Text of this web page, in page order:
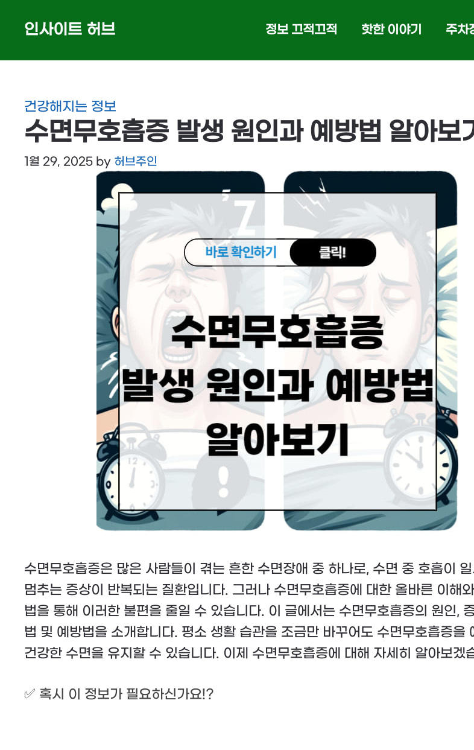
인사이트 허브 정보 끄적끄적 핫한 이야기 주차
건강해지는 정보
수면무호흡증 발생 원인과 예방법 알아보
1월 29, 2025 by 허브주인
수면무호흡증은 많은 사람들이 겪는 흔한 수면장애 중 하나로, 수면 중 호흡이
멈추는 증상이 반복되는 질환입니다. 그러나 수면무호흡증에 대한 올바른 이해
법을 통해 이러한 불편을 줄일 수 있습니다. 이 글에서는 수면무호흡증의 원인,
법 및 예방법을 소개합니다. 평소 생활 습관을 조금만 바꾸어도 수면무호흡증을
건강한 수면을 유지할 수 있습니다. 이제 수면무호흡증에 대해 자세히 알아보겠
✅ 혹시 이 정보가 필요하신가요!?